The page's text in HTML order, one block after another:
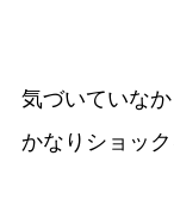
気づいていな
かなりショック